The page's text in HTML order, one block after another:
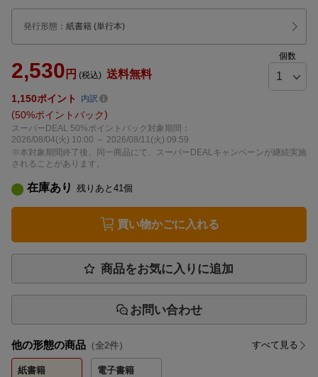
発行形態 ： 紙書籍 (単行本)
2,530 円 (税込) 送料無料
個数
1,150ポイント 内訳
50%ポイントバック
スーパーDEAL 50%ポイントバック対象期間：
2026/08/04(火) 10:00 ～ 2026/08/11(火) 09:59
※本対象期間終了後、同一商品にて、スーパーDEALキャンペーンが継続実施
されることがあります。
在庫あり 残りあと 41個
買い物かごに入れる
商品をお気に入りに追加
お問い合わせ
他の形態の商品 （全2件） すべて見る
紙書籍 電子書籍